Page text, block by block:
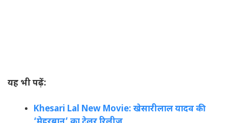
यह भी पढ़ें:
Khesari Lal New Movie: खेसारीलाल यादव की